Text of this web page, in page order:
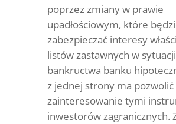
poprzez zmiany w prawie
upadłościowym, które
zabezpieczać interesy
listów zastawnych w sytuacji
bankructwa banku
z jednej strony ma pozwolić
zainteresowanie tymi
inwestorów zagranicznych.